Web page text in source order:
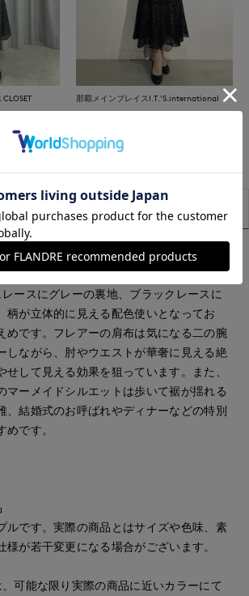
那覇メインプレイスI.T.'S.international
もっと見る
い小花柄のレースワンピース。
ースにグレーの裏地、ブラックレースに
柄が立体的に見える配色使いとなってお
めです。フレアーの肩布は気になる二の腕
しながら、肘やウエストが華奢に見える絶
せして見える効果を狙っています。また、
マーメイドシルエットは歩いて裾が揺れる
、結婚式のお呼ばれやディナーなどの特別
です。
ルです。実際の商品とはサイズや色味、素
様が若干変更になる場合がございます。
可能な限り実際の商品に近いカラーにて